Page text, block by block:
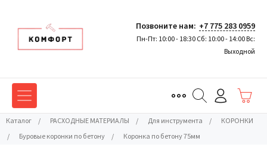
Позвоните нам: +7 775 283 0959
Пн-Пт: 10:00 - 18:30 Сб: 10:00 - 14:00 Вс:
Выходной
Каталог / РАСХОДНЫЕ МАТЕРИАЛЫ / Для инструмента /
КОРОНКИ
/
Буровые коронки по бетону / Коронка по бетону 75мм